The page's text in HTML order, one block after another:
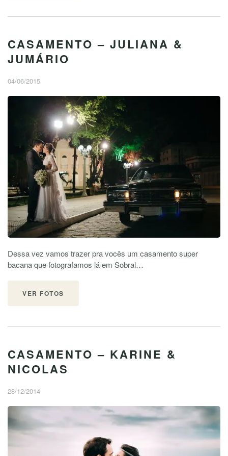
CASAMENTO – JULIANA &
JUMÁRIO
04/06/2015
Dessa vez vamos trazer pra vocês um casamento super
bacana que fotografamos lá em Sobral…
VER FOTOS
CASAMENTO – KARINE &
NICOLAS
28/12/2014